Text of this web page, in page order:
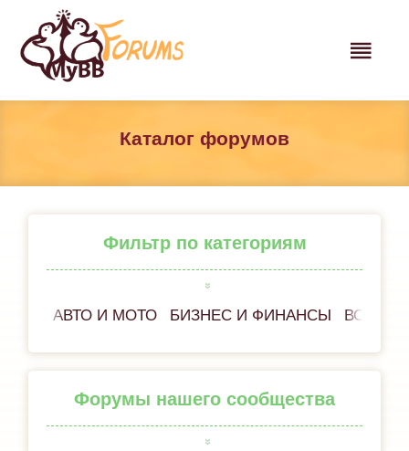
Каталог форумов
Фильтр по категориям
АВТО И МОТО БИЗНЕС И ФИНАНСЫ ВСЕ
Форумы нашего сообщества